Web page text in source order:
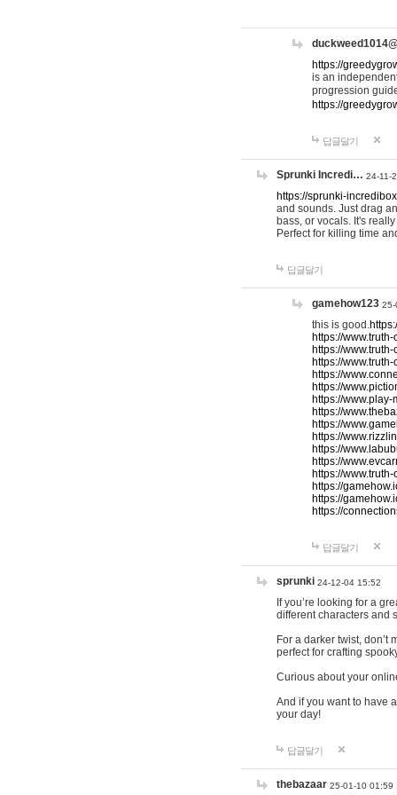
https://
is an
progression
https://
답글달기
Sprunki Incredi… 24-11-
https://sprunki-
and sounds. Just drag
bass, or vocals. It's
Perfect for killing time
답글달기
gamehow123 25-
this is good.
https://
https://
https://
https://
https://
https://
https://
https://
https://
https://
https://
https://
https://
https://
https://
답글달기
sprunki 24-12-04 15:52
If you’re looking for a
different characters and
For a darker twist, don’t
perfect for crafting
Curious about your
And if you want to have
your day!
답글달기
thebazaar 25-01-10 01:59